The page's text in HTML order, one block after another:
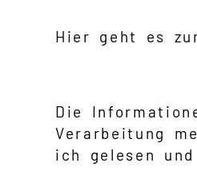
Hier geht es
Die
Verarbeitung
ich gelesen